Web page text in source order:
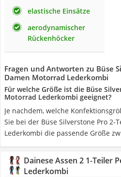
elastische Einsätze
aerodynamischer
Rückenhöcker
Fragen und Antworten zu Büse
Damen Motorrad Lederkombi
Für welche Größe ist die Büse
Motorrad Lederkombi geeignet?
Je nachdem, welche
Sie bei der Büse Silverstone Pro 2-
Lederkombi die passende Größe
Dainese Assen 2 1-Teiler
Lederkombi